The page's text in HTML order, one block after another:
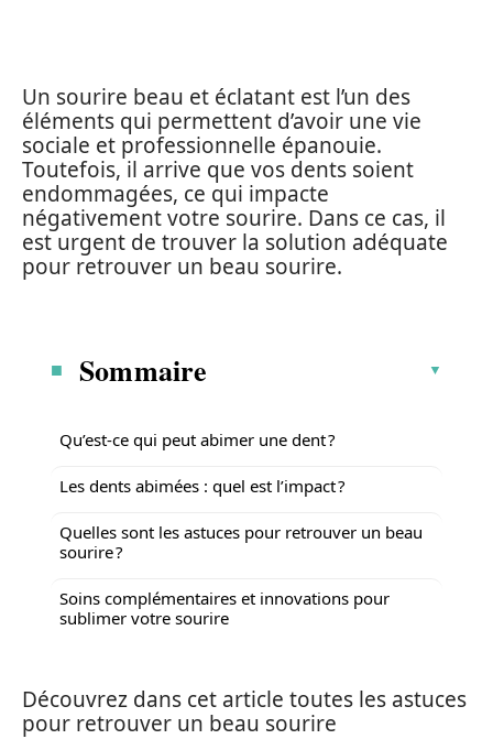
Un sourire beau et éclatant est l’un des
éléments qui permettent d’avoir une vie
sociale et professionnelle épanouie.
Toutefois, il arrive que vos dents soient
endommagées, ce qui impacte
négativement votre sourire. Dans ce cas, il
est urgent de trouver la solution adéquate
pour retrouver un beau sourire.
Sommaire
Qu’est-ce qui peut abimer une dent ?
Les dents abimées : quel est l’impact ?
Quelles sont les astuces pour retrouver un beau
sourire ?
Soins complémentaires et innovations pour
sublimer votre sourire
Découvrez dans cet article toutes les astuces
pour retrouver un beau sourire